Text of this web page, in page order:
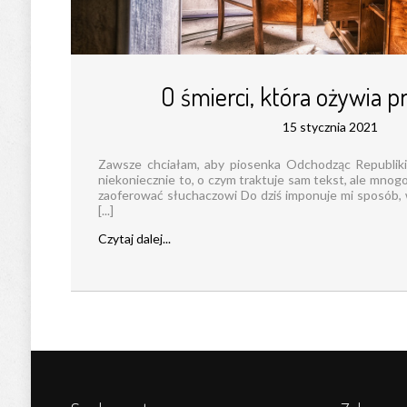
O śmierci, która ożywia
15 stycznia 2021
Zawsze chciałam, aby piosenka Odchodząc
niekoniecznie to, o czym traktuje sam tekst, ale
zaoferować słuchaczowi Do dziś imponuje mi sposób,
[...]
Czytaj dalej...